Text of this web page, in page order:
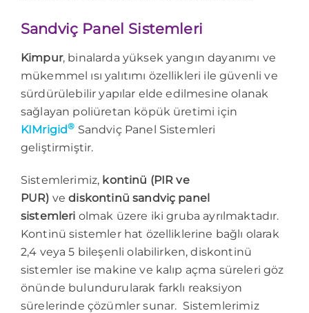
Sandviç Panel Sistemleri
Kimpur, binalarda yüksek yangın dayanımı ve
mükemmel ısı yalıtımı özellikleri ile güvenli ve
sürdürülebilir yapılar elde edilmesine olanak
sağlayan poliüretan köpük üretimi için
KIMrigid® Sandviç Panel Sistemleri
geliştirmiştir.
Sistemlerimiz, kontinü (PIR ve
PUR) vediskontinü sandviç panel
sistemleri olmak üzere iki gruba ayrılmaktadır.
Kontinü sistemler hat özelliklerine bağlı olarak
2,4 veya 5 bileşenli olabilirken, diskontinü
sistemler ise makine ve kalıp açma süreleri göz
önünde bulundurularak farklı reaksiyon
sürelerinde çözümler sunar. Sistemlerimiz